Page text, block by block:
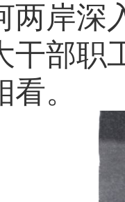
两岸深
干部职
。